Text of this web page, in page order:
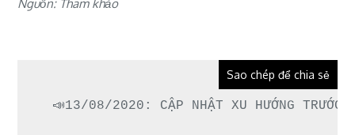
Nguồn: Tham khảo
Sao chép để chia sẻ
📣13/08/2020: CẬP NHẬT XU HƯỚNG